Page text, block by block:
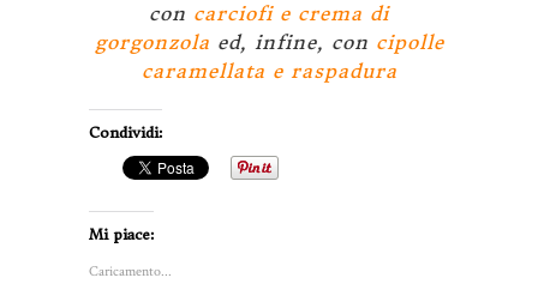
con carciofi e crema di
gorgonzola ed, infine, con cipolle
caramellata e raspadura
Condividi:
Mi piace:
Caricamento...